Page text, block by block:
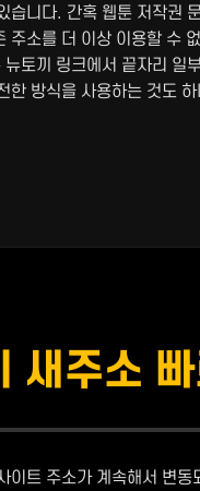
습니다. 간혹 웹툰 저작권
주소를 더 이상 이용할 수
토끼 링크에서 끝자리 일
한 방식을 사용하는 것도
새주소
이트 주소가 계속해서 변